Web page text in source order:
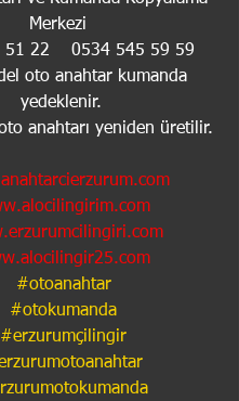
Merkezi
51 22    0534 545 59 59
oto anahtar kumanda
yedeklenir.
anahtarı yeniden üretilir.
#otoanahtar
#otokumanda
#erzurumçilingir